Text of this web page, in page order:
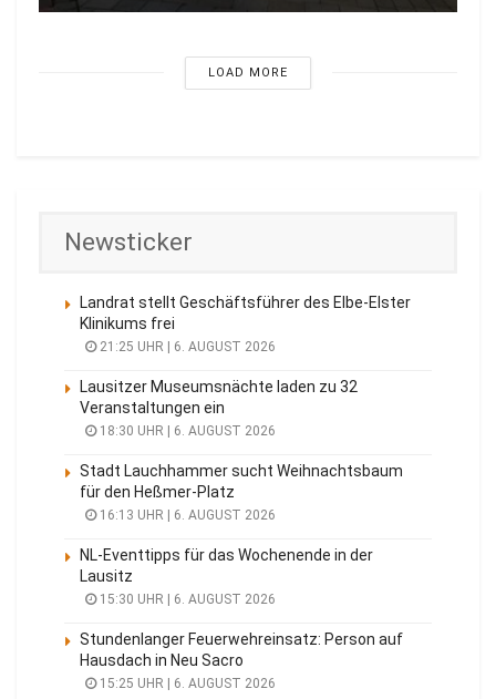
LOAD MORE
Newsticker
Landrat stellt Geschäftsführer des Elbe-Elster
Klinikums frei
21:25 UHR | 6. AUGUST 2026
Lausitzer Museumsnächte laden zu 32
Veranstaltungen ein
18:30 UHR | 6. AUGUST 2026
Stadt Lauchhammer sucht Weihnachtsbaum
für den Heßmer-Platz
16:13 UHR | 6. AUGUST 2026
NL-Eventtipps für das Wochenende in der
Lausitz
15:30 UHR | 6. AUGUST 2026
Stundenlanger Feuerwehreinsatz: Person auf
Hausdach in Neu Sacro
15:25 UHR | 6. AUGUST 2026